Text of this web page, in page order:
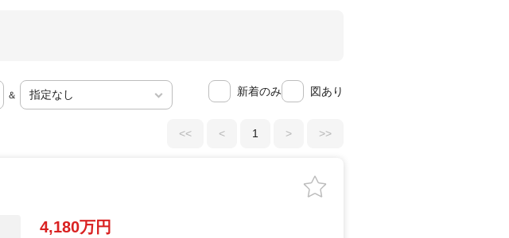
＆ 新着のみ 図あり
<< < 1 > >>
4,180万円